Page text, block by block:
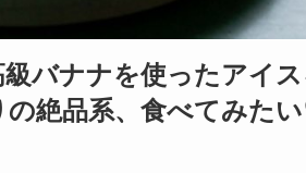
バナナを使ったアイス
の絶品系、食べてみた